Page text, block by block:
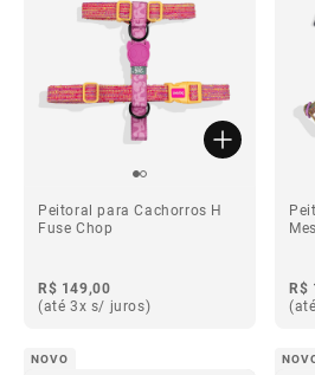
Peitoral para Cachorros H
Fuse Chop
R$ 149,00
(até 3x s/ juros)
R$
NOVO